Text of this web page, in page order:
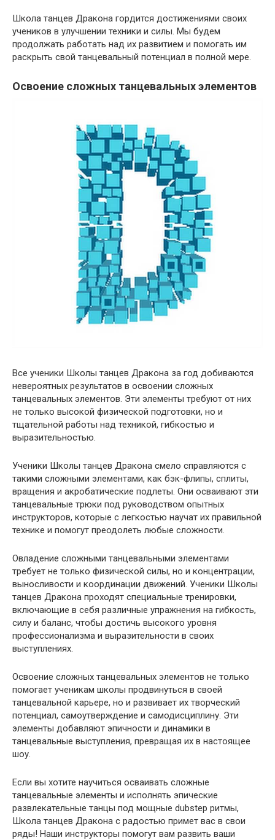
Школа танцев Дракона гордится достижениями своих
учеников в улучшении техники и силы. Мы будем
продолжать работать над их развитием и помогать им
раскрыть свой танцевальный потенциал в полной мере.
Освоение сложных танцевальных элементов
Все ученики Школы танцев Дракона за год добиваются
невероятных результатов в освоении сложных
танцевальных элементов. Эти элементы требуют от них
не только высокой физической подготовки, но и
тщательной работы над техникой, гибкостью и
выразительностью.
Ученики Школы танцев Дракона смело справляются с
такими сложными элементами, как бэк-флипы, сплиты,
вращения и акробатические подлеты. Они осваивают эти
танцевальные трюки под руководством опытных
инструкторов, которые с легкостью научат их правильной
технике и помогут преодолеть любые сложности.
Овладение сложными танцевальными элементами
требует не только физической силы, но и концентрации,
выносливости и координации движений. Ученики Школы
танцев Дракона проходят специальные тренировки,
включающие в себя различные упражнения на гибкость,
силу и баланс, чтобы достичь высокого уровня
профессионализма и выразительности в своих
выступлениях.
Освоение сложных танцевальных элементов не только
помогает ученикам школы продвинуться в своей
танцевальной карьере, но и развивает их творческий
потенциал, самоутверждение и самодисциплину. Эти
элементы добавляют эпичности и динамики в
танцевальные выступления, превращая их в настоящее
шоу.
Если вы хотите научиться осваивать сложные
танцевальные элементы и исполнять эпические
развлекательные танцы под мощные dubstep ритмы,
Школа танцев Дракона с радостью примет вас в свои
ряды! Наши инструкторы помогут вам развить ваши